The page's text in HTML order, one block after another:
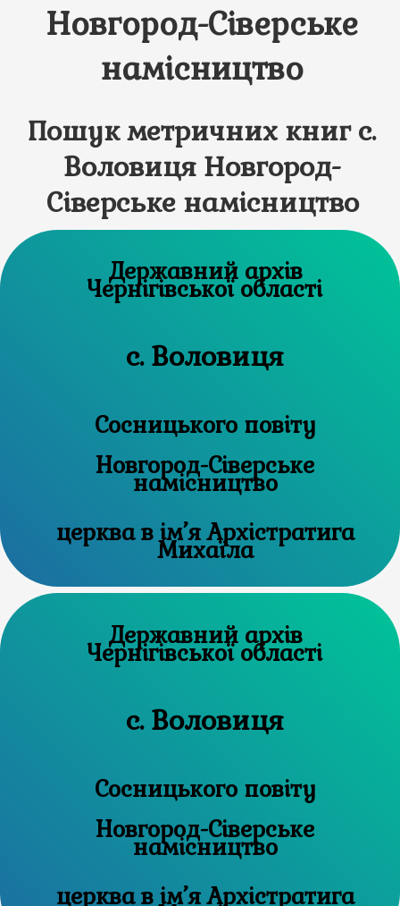
Новгород-Сіверське
намісництво
Пошук метричних книг с.
Воловиця Новгород-
Сіверське намісництво
Державний архів
Чернігівської області
с. Воловиця
Сосницького повіту
Новгород-Сіверське
намісництво
церква в ім’я Архістратига
Михаїла
Державний архів
Чернігівської області
с. Воловиця
Сосницького повіту
Новгород-Сіверське
намісництво
церква в ім’я Архістратига